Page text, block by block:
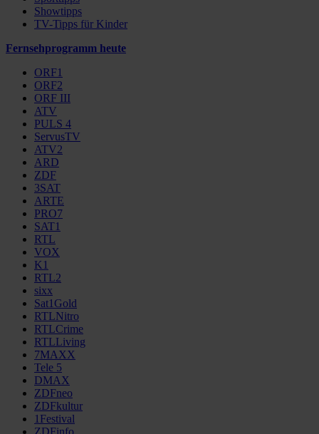
Showtipps
TV-Tipps für Kinder
Fernsehprogramm heute
ORF1
ORF2
ORF III
ATV
PULS 4
ServusTV
ATV2
ARD
ZDF
3SAT
ARTE
PRO7
SAT1
RTL
VOX
K1
RTL2
sixx
Sat1Gold
RTLNitro
RTLCrime
RTLLiving
7MAXX
Tele 5
DMAX
ZDFneo
ZDFkultur
1Festival